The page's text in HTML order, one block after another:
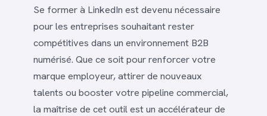
Se former à LinkedIn est devenu nécessaire
pour les entreprises souhaitant rester
compétitives dans un environnement B2B
numérisé. Que ce soit pour renforcer votre
marque employeur, attirer de nouveaux
talents ou booster votre pipeline commercial,
la maîtrise de cet outil est un accélérateur de